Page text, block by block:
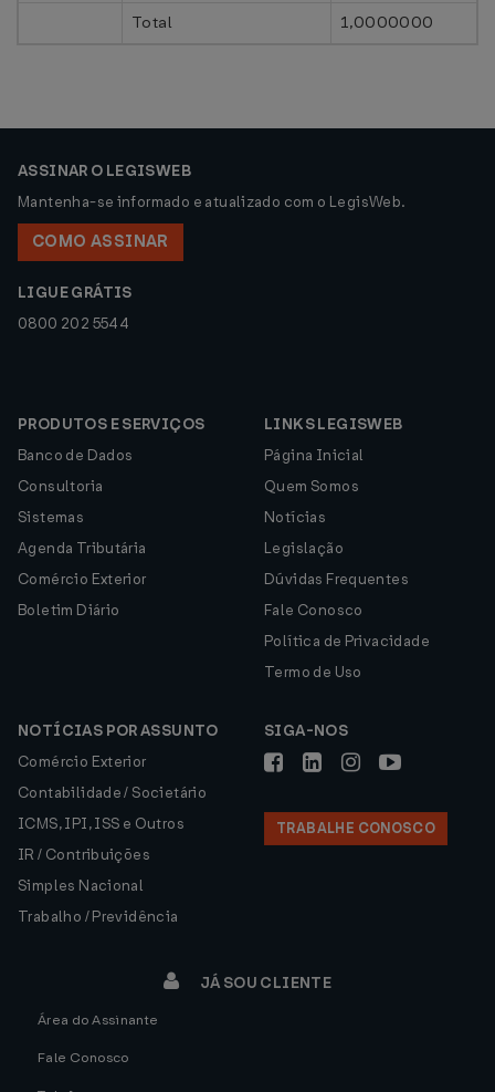
Total
1,0000000
ASSINAR O LEGISWEB
Mantenha-se informado e atualizado com o LegisWeb.
COMO ASSINAR
LIGUE GRÁTIS
0800 202 5544
PRODUTOS E SERVIÇOS
Banco de Dados
Consultoria
Sistemas
Agenda Tributária
Comércio Exterior
Boletim Diário
LINKS LEGISWEB
Página Inicial
Quem Somos
Notícias
Legislação
Dúvidas Frequentes
Fale Conosco
Política de Privacidade
Termo de Uso
NOTÍCIAS POR ASSUNTO
Comércio Exterior
Contabilidade / Societário
ICMS, IPI, ISS e Outros
IR / Contribuições
Simples Nacional
Trabalho / Previdência
SIGA-NOS
TRABALHE CONOSCO
JÁ SOU CLIENTE
Área do Assinante
Fale Conosco